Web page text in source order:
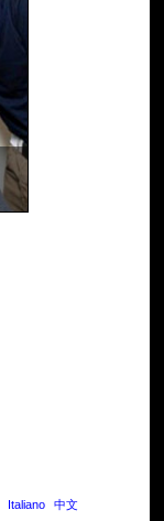
Italiano 中文